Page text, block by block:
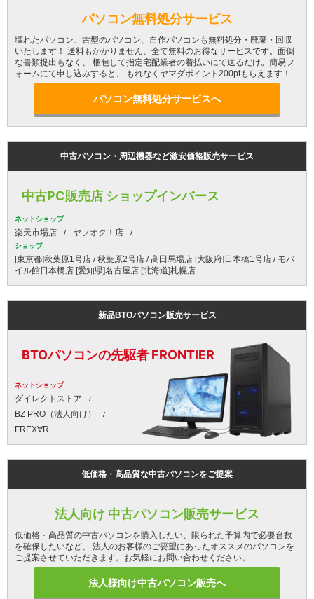
パソコン無料処分サービス
壊れたパソコン、古型のパソコン、自作パソコンも無料処分・廃棄・回収
いたします！ 送料もかかりません、全て無料のお得なサービスです。面倒
な書類提出もなく、 梱包して指定宅配業者の着払いにて送るだけ。簡易フ
ォームにて申し込みすると、 もれなくヤマダポイント200ptもらえます！
パソコン無料処分サービスへ
中古パソコン・周辺機器など激安価格販売サービス
中古PC販売店 ショップインバース
ネットショップ
楽天市場店 ヤフオク！店
ショップ
[東京都]秋葉原1号店 / 秋葉原2号店 / 高田馬場店 [大阪府]日本橋1号店 / モバ
イル館日本橋店 [愛知県]名古屋店 [北海道]札幌店
新品BTOパソコン販売サービス
BTOパソコンの先駆者 FRONTIER
ネットショップ
ダイレクトストア
BZ PRO（法人向け）
FREX∀R
低価格・高品質な中古パソコンをご提案
法人向け 中古パソコン販売サービス
低価格・高品質の中古パソコンを購入したい、限られた予算内で必要台数
を確保したいなど、 法人のお客様のご要望にあったオススメのパソコンを
ご提案させていただきます。お気軽にお問い合わせください。
法人様向け中古パソコン販売へ